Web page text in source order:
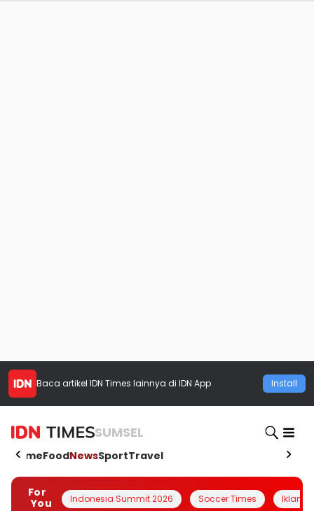
Baca artikel IDN Times lainnya di IDN App Install
SUMSEL
HomeFoodNewsSportTravel
For
You
Indonesia Summit 2026 Soccer Times Iklanin